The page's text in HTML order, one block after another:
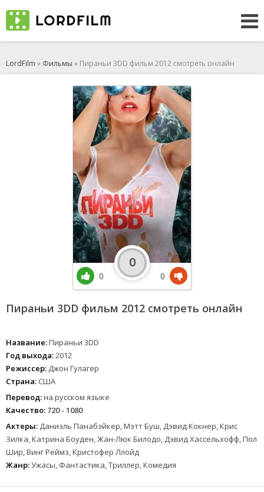
LordFilm » Фильмы » Пираньи 3DD фильм 2012 смотреть онлайн
Пираньи 3DD фильм 2012 смотреть онлайн
Название:Пираньи 3DD
Год выхода:2012
Режиссер: Джон Гулагер
Страна: США
Перевод:на русском языке
Качество: 720 - 1080
Актеры: Даниэль Панабэйкер, Мэтт Буш, Дэвид Кокнер, Крис
Зилка, Катрина Боуден, Жан-Люк Билодо, Дэвид Хассельхофф, Пол
Шир, Винг Реймз, Кристофер Ллойд
Жанр:Ужасы, Фантастика, Триллер, Комедия
0
0
0